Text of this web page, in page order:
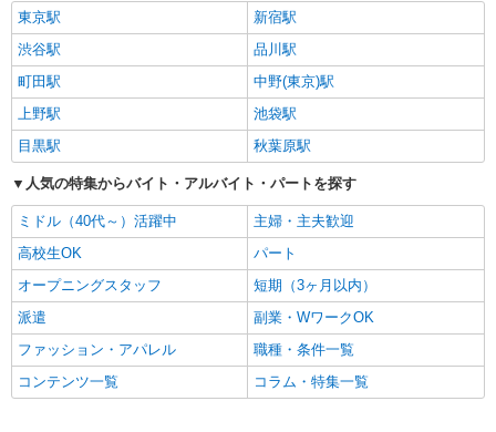
東京駅
新宿駅
渋谷駅
品川駅
町田駅
中野(東京)駅
上野駅
池袋駅
目黒駅
秋葉原駅
人気の特集からバイト・アルバイト・パートを探す
ミドル（40代～）活躍中
主婦・主夫歓迎
高校生OK
パート
オープニングスタッフ
短期（3ヶ月以内）
派遣
副業・WワークOK
ファッション・アパレル
職種・条件一覧
コンテンツ一覧
コラム・特集一覧